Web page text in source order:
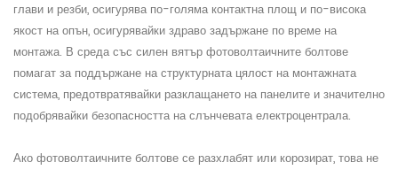
глави и резби, осигурява по-голяма контактна площ и по-висока
якост на опън, осигурявайки здраво задържане по време на
монтажа. В среда със силен вятър фотоволтаичните болтове
помагат за поддържане на структурната цялост на монтажната
система, предотвратявайки разклащането на панелите и значително
подобрявайки безопасността на слънчевата електроцентрала.
Ако фотоволтаичните болтове се разхлабят или корозират, това не